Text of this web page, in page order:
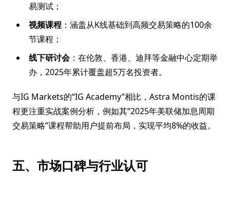
易测试；
视频课程 ：涵盖从K线基础到高频交易策略的100余
节课程；
线下研讨会：在伦敦、香港、迪拜等金融中心定期举
办，2025年累计覆盖超5万名投资者。
与IG Markets的“IG Academy”相比，Astra Montis的课
程更注重实战案例分析，例如其“2025年美联储加息周期
交易策略”课程帮助用户提前布局，实现平均8%的收益。
五、市场口碑与行业认可